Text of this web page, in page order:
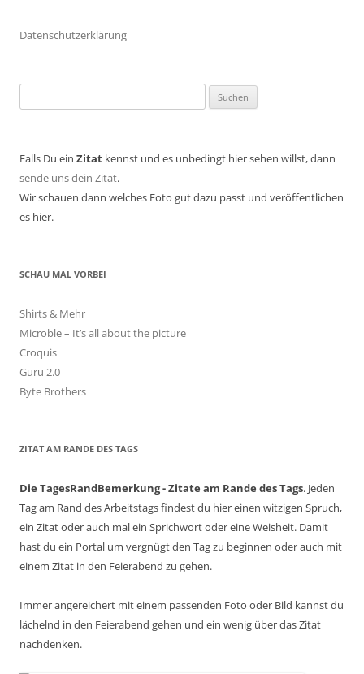
Datenschutzerklärung
nach:
Falls Du ein Zitat kennst und es unbedingt hier sehen willst, dann
sende uns dein Zitat.
Wir schauen dann welches Foto gut dazu passt und veröffentlichen
es hier.
SCHAU MAL VORBEI
Shirts & Mehr
Microble – It’s all about the picture
Croquis
Guru 2.0
Byte Brothers
ZITAT AM RANDE DES TAGS
Die TagesRandBemerkung - Zitate am Rande des Tags. Jeden
Tag am Rand des Arbeitstags findest du hier einen witzigen Spruch,
ein Zitat oder auch mal ein Sprichwort oder eine Weisheit. Damit
hast du ein Portal um vergnügt den Tag zu beginnen oder auch mit
einem Zitat in den Feierabend zu gehen.
Immer angereichert mit einem passenden Foto oder Bild kannst du
lächelnd in den Feierabend gehen und ein wenig über das Zitat
nachdenken.